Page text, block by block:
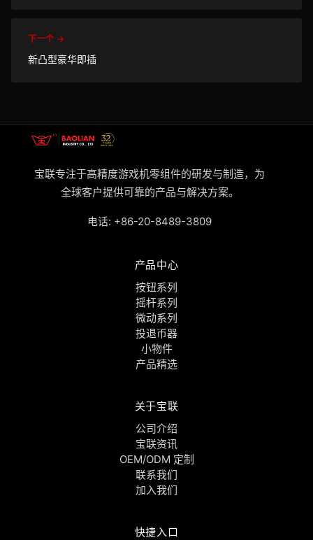
下一个 →
新凸型豪华即插
宝联专注于高精度游戏机零组件的研发与制造，为
全球客户提供可靠的产品与解决方案。
电话: +86-20-8489-3809
产品中心
按钮系列
摇杆系列
微动系列
投退币器
小物件
产品精选
关于宝联
公司介绍
宝联资讯
OEM/ODM 定制
联系我们
加入我们
快捷入口